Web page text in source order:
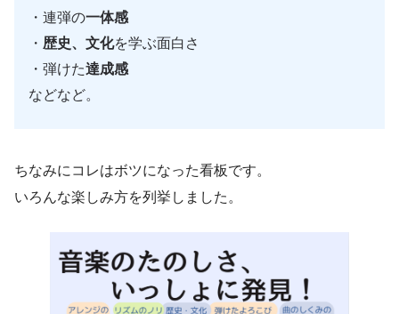
・連弾の一体感
・ 歴史、文化を学ぶ面白さ
・弾けた達成感
などなど。
ちなみにコレはボツになった看板です。
いろんな楽しみ方を列挙しました。